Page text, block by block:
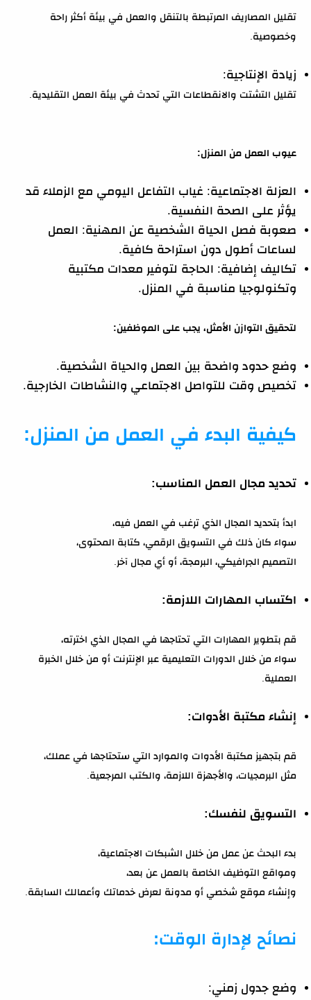
تقليل المصاريف المرتبطة بالتنقل والعمل في بيئة أكثر راحة
وخصوصية.
زيادة الإنتاجية:
تقليل التشتت والانقطاعات التي تحدث في بيئة العمل التقليدية.
عيوب العمل من المنزل:
العزلة الاجتماعية: غياب التفاعل اليومي مع الزملاء قد
يؤثر على الصحة النفسية.
صعوبة فصل الحياة الشخصية عن المهنية: العمل
لساعات أطول دون استراحة كافية.
تكاليف إضافية: الحاجة لتوفير معدات مكتبية
وتكنولوجيا مناسبة في المنزل.
لتحقيق التوازن الأمثل، يجب على الموظفين:
وضع حدود واضحة بين العمل والحياة الشخصية.
تخصيص وقت للتواصل الاجتماعي والنشاطات الخارجية.
كيفية البدء في العمل من المنزل:
تحديد مجال العمل المناسب:
ابدأ بتحديد المجال الذي ترغب في العمل فيه،
سواء كان ذلك في التسويق الرقمي، كتابة المحتوى،
التصميم الجرافيكي، البرمجة، أو أي مجال آخر.
اكتساب المهارات اللازمة:
قم بتطوير المهارات التي تحتاجها في المجال الذي اخترته،
سواء من خلال الدورات التعليمية عبر الإنترنت أو من خلال الخبرة
العملية.
إنشاء مكتبة الأدوات:
قم بتجهيز مكتبة الأدوات والموارد التي ستحتاجها في عملك،
مثل البرمجيات، والأجهزة اللازمة، والكتب المرجعية.
التسويق لنفسك:
بدء البحث عن عمل من خلال الشبكات الاجتماعية،
ومواقع التوظيف الخاصة بالعمل عن بعد،
وإنشاء موقع شخصي أو مدونة لعرض خدماتك وأعمالك السابقة.
نصائح لإدارة الوقت:
وضع جدول زمني: